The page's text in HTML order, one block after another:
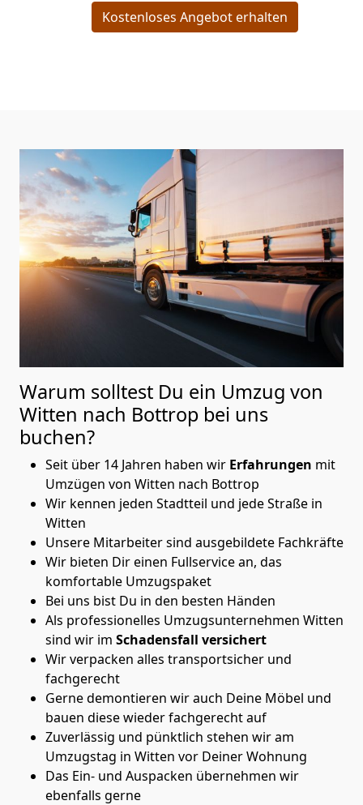
Kostenloses Angebot erhalten
Warum solltest Du ein Umzug von
Witten nach Bottrop bei uns
buchen?
Seit über 14 Jahren haben wir Erfahrungen mit
Umzügen von Witten nach Bottrop
Wir kennen jeden Stadtteil und jede Straße in
Witten
Unsere Mitarbeiter sind ausgebildete Fachkräfte
Wir bieten Dir einen Fullservice an, das
komfortable Umzugspaket
Bei uns bist Du in den besten Händen
Als professionelles Umzugsunternehmen Witten
sind wir im Schadensfall versichert
Wir verpacken alles transportsicher und
fachgerecht
Gerne demontieren wir auch Deine Möbel und
bauen diese wieder fachgerecht auf
Zuverlässig und pünktlich stehen wir am
Umzugstag in Witten vor Deiner Wohnung
Das Ein- und Auspacken übernehmen wir
ebenfalls gerne